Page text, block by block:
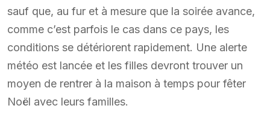
sauf que, au fur et à mesure que la soirée avance,
comme c’est parfois le cas dans ce pays, les
conditions se détériorent rapidement. Une alerte
météo est lancée et les filles devront trouver un
moyen de rentrer à la maison à temps pour fêter
Noël avec leurs familles.